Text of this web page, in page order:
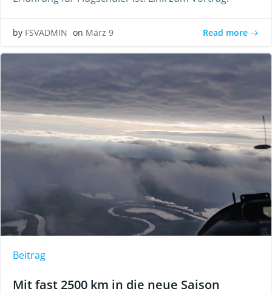
by FSVADMIN on März 9 Read more
Beitrag
Mit fast 2500 km in die neue Saison